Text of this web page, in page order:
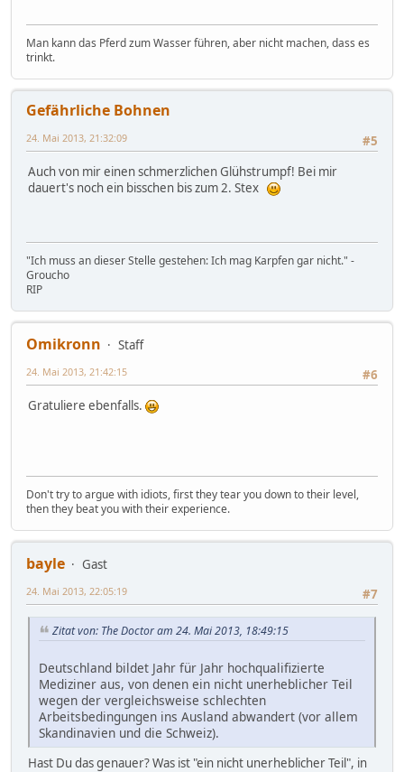
Man kann das Pferd zum Wasser führen, aber nicht machen, dass es
trinkt.
Gefährliche Bohnen
#5
24. Mai 2013, 21:32:09
Auch von mir einen schmerzlichen Glühstrumpf! Bei mir
dauert's noch ein bisschen bis zum 2. Stex
"Ich muss an dieser Stelle gestehen: Ich mag Karpfen gar nicht." -
Groucho
RIP
Omikronn
Staff
#6
24. Mai 2013, 21:42:15
Gratuliere ebenfalls.
Don't try to argue with idiots, first they tear you down to their level,
then they beat you with their experience.
bayle
Gast
#7
24. Mai 2013, 22:05:19
Zitat von: The Doctor am 24. Mai 2013, 18:49:15
Deutschland bildet Jahr für Jahr hochqualifizierte
Mediziner aus, von denen ein nicht unerheblicher Teil
wegen der vergleichsweise schlechten
Arbeitsbedingungen ins Ausland abwandert (vor allem
Skandinavien und die Schweiz).
Hast Du das genauer? Was ist "ein nicht unerheblicher Teil", in